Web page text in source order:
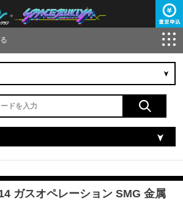
ガスオペレーション SMG 金属